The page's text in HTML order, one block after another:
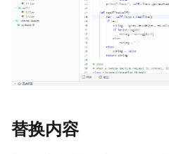
替换内容